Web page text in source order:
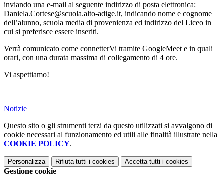
inviando una e-mail al seguente indirizzo di posta elettronica:
Daniela.Cortese@scuola.alto-adige.it, indicando nome e cognome
dell’alunno, scuola media di provenienza ed indirizzo del Liceo in
cui si preferisce essere inseriti.
Verrà comunicato come connetterVi tramite GoogleMeet e in quali
orari, con una durata massima di collegamento di 4 ore.
Vi aspettiamo!
Notizie
Questo sito o gli strumenti terzi da questo utilizzati si avvalgono di
cookie necessari al funzionamento ed utili alle finalità illustrate nella
COOKIE POLICY.
Personalizza Rifiuta tutti i cookies Accetta tutti i cookies
Gestione cookie